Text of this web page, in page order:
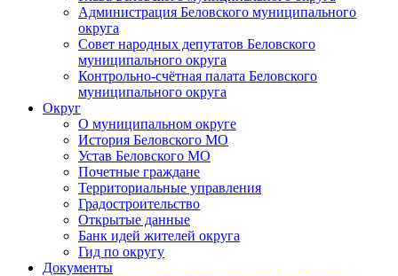
Администрация Беловского муниципального
округа
Совет народных депутатов Беловского
муниципального округа
Контрольно-счётная палата Беловского
муниципального округа
Округ
О муниципальном округе
История Беловского МО
Устав Беловского МО
Почетные граждане
Территориальные управления
Градостроительство
Открытые данные
Банк идей жителей округа
Гид по округу
Документы